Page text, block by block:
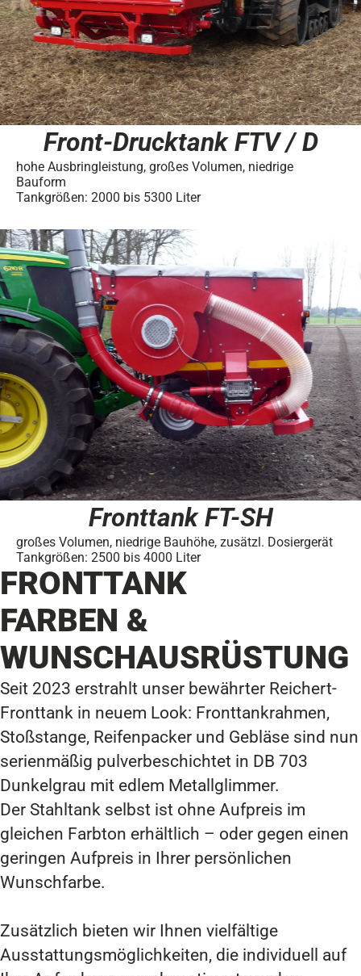
Front-Drucktank FTV / D
hohe Ausbringleistung, großes Volumen, niedrige
Bauform
Tankgrößen: 2000 bis 5300 Liter
Fronttank FT-SH
großes Volumen, niedrige Bauhöhe, zusätzl. Dosiergerät
Tankgrößen: 2500 bis 4000 Liter
FRONTTANK
FARBEN &
WUNSCHAUSRÜSTUNG
Seit 2023 erstrahlt unser bewährter Reichert-
Fronttank in neuem Look: Fronttankrahmen,
Stoßstange, Reifenpacker und Gebläse sind nun
serienmäßig pulverbeschichtet in DB 703
Dunkelgrau mit edlem Metallglimmer.
Der Stahltank selbst ist ohne Aufpreis im
gleichen Farbton erhältlich – oder gegen einen
geringen Aufpreis in Ihrer persönlichen
Wunschfarbe.
Zusätzlich bieten wir Ihnen vielfältige
Ausstattungsmöglichkeiten, die individuell auf